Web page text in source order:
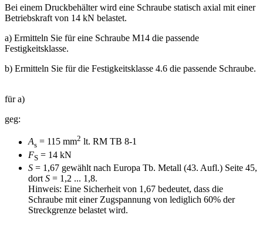
Bei einem Druckbehälter wird eine Schraube statisch axial mit einer
Betriebskraft von 14 kN belastet.
a) Ermitteln Sie für eine Schraube M14 die passende
Festigkeitsklasse.
b) Ermitteln Sie für die Festigkeitsklasse 4.6 die passende Schraube.
für a)
geg:
As = 115 mm2 lt. RM TB 8-1
FS = 14 kN
S = 1,67 gewählt nach Europa Tb. Metall (43. Aufl.) Seite 45,
dort S = 1,2 ... 1,8.
Hinweis: Eine Sicherheit von 1,67 bedeutet, dass die
Schraube mit einer Zugspannung von lediglich 60% der
Streckgrenze belastet wird.